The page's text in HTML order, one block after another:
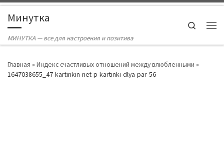
Skip to content
Минутка
МИНУТКА — все для настроения и позитива
Search
Главная » Индекс счастливых отношений между влюбленными »
1647038655_47-kartinkin-net-p-kartinki-dlya-par-56